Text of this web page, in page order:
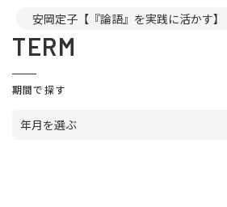
安岡定子【『論語』を実践に活かす】
TERM
期間で探す
年月を選ぶ